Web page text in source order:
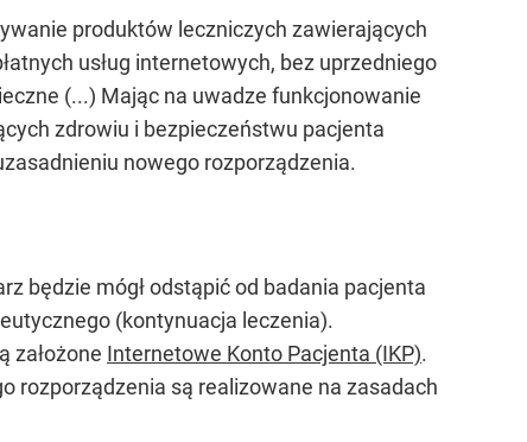
produktów leczniczych zawierających
usług internetowych, bez uprzedniego
(...) Mając na uwadze funkcjonowanie
zdrowiu i bezpieczeństwu pacjenta
nowego rozporządzenia.
będzie mógł odstąpić od badania pacjenta
(kontynuacja leczenia).
założone Internetowe Konto Pacjenta (IKP).
rozporządzenia są realizowane na zasadach